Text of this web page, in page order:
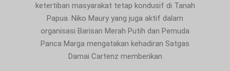
ketertiban masyarakat tetap kondusif di Tanah
Papua. Niko Maury yang juga aktif dalam
organisasi Barisan Merah Putih dan Pemuda
Panca Marga mengatakan kehadiran Satgas
Damai Cartenz memberikan